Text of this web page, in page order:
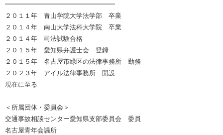
━━━━━━━━━━━━━━━━━
２０１１年 青山学院大学法学部 卒業
２０１４年 南山大学法科大学院 卒業
２０１４年 司法試験合格
２０１５年 愛知県弁護士会 登録
２０１５年 名古屋市緑区の法律事務所 勤務
２０２３年 アイル法律事務所 開設
現在に至る
＜所属団体・委員会＞
交通事故相談センター愛知県支部委員会 委員
名古屋青年会議所